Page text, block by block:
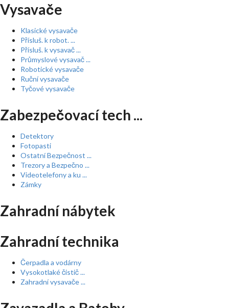
Vysavače
Klasické vysavače
Přísluš. k robot. ...
Přísluš. k vysavač ...
Průmyslové vysavač ...
Robotické vysavače
Ruční vysavače
Tyčové vysavače
Zabezpečovací tech ...
Detektory
Fotopasti
Ostatní Bezpečnost ...
Trezory a Bezpečno ...
Videotelefony a ku ...
Zámky
Zahradní nábytek
Zahradní technika
Čerpadla a vodárny
Vysokotlaké čistič ...
Zahradní vysavače ...